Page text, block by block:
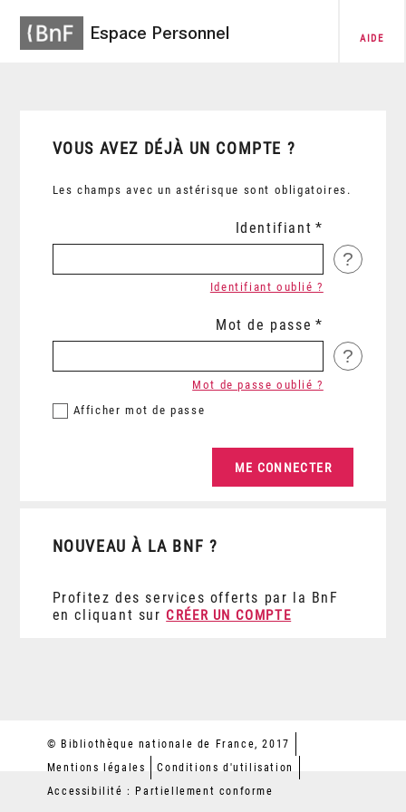
Espace Personnel AIDE
VOUS AVEZ DÉJÀ UN COMPTE ?
Les champs avec un astérisque sont obligatoires.
Identifiant
?
Identifiant oublié ?
Mot de passe
?
Afficher mot de passe
Mot de passe oublié ?
NOUVEAU À LA BNF ?
Profitez des services offerts par la BnF
en cliquant sur CRÉER UN COMPTE
© Bibliothèque nationale de France, 2017
Mentions légales
Conditions d'utilisation
Accessibilité : Partiellement conforme